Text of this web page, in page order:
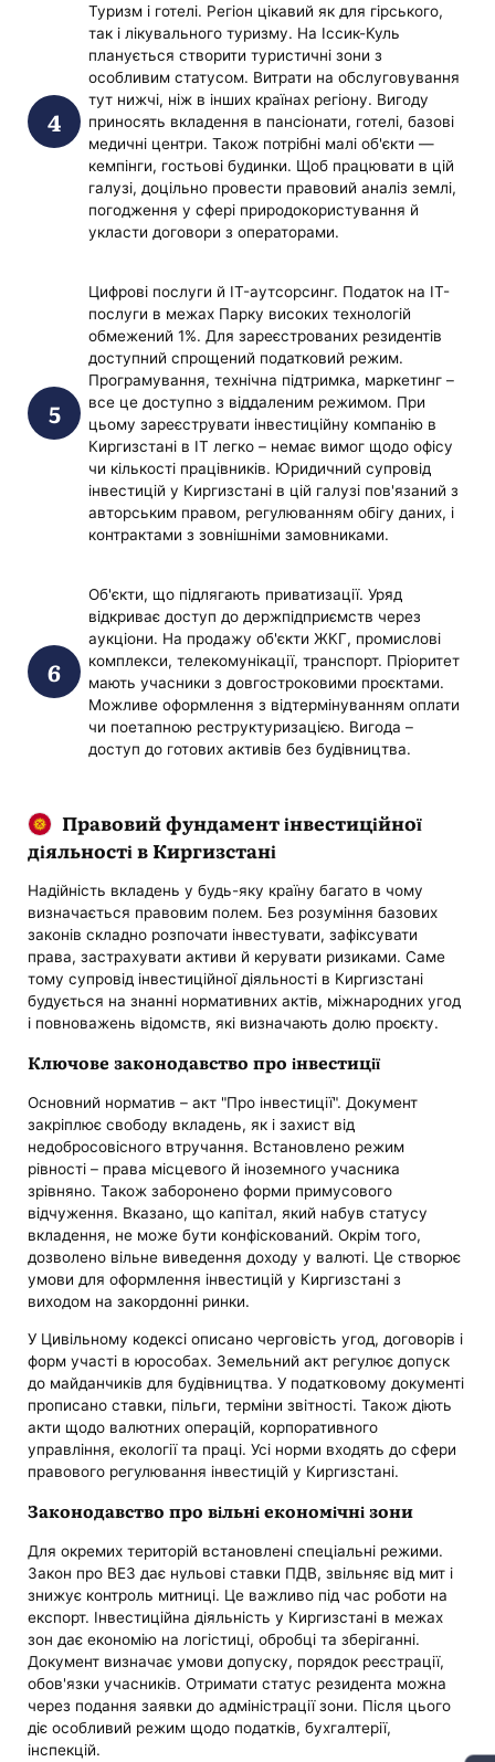
Туризм і готелі. Регіон цікавий як для гірського,
так і лікувального туризму. На Іссик-Куль
планується створити туристичні зони з
особливим статусом. Витрати на обслуговування
тут нижчі, ніж в інших країнах регіону. Вигоду
приносять вкладення в пансіонати, готелі, базові
медичні центри. Також потрібні малі об'єкти —
кемпінги, гостьові будинки. Щоб працювати в цій
галузі, доцільно провести правовий аналіз землі,
погодження у сфері природокористування й
укласти договори з операторами.
Цифрові послуги й IT-аутсорсинг. Податок на ІТ-
послуги в межах Парку високих технологій
обмежений 1%. Для зареєстрованих резидентів
доступний спрощений податковий режим.
Програмування, технічна підтримка, маркетинг –
все це доступно з віддаленим режимом. При
цьому зареєструвати інвестиційну компанію в
Киргизстані в ІТ легко – немає вимог щодо офісу
чи кількості працівників. Юридичний супровід
інвестицій у Киргизстані в цій галузі пов'язаний з
авторським правом, регулюванням обігу даних, і
контрактами з зовнішніми замовниками.
Об'єкти, що підлягають приватизації. Уряд
відкриває доступ до держпідприємств через
аукціони. На продажу об'єкти ЖКГ, промислові
комплекси, телекомунікації, транспорт. Пріоритет
мають учасники з довгостроковими проєктами.
Можливе оформлення з відтермінуванням оплати
чи поетапною реструктуризацією. Вигода –
доступ до готових активів без будівництва.
Правовий фундамент інвестиційної
діяльності в Киргизстані
Надійність вкладень у будь-яку країну багато в чому
визначається правовим полем. Без розуміння базових
законів складно розпочати інвестувати, зафіксувати
права, застрахувати активи й керувати ризиками. Саме
тому супровід інвестиційної діяльності в Киргизстані
будується на знанні нормативних актів, міжнародних угод
і повноважень відомств, які визначають долю проєкту.
Ключове законодавство про інвестиції
Основний норматив – акт "Про інвестиції". Документ
закріплює свободу вкладень, як і захист від
недобросовісного втручання. Встановлено режим
рівності – права місцевого й іноземного учасника
зрівняно. Також заборонено форми примусового
відчуження. Вказано, що капітал, який набув статусу
вкладення, не може бути конфіскований. Окрім того,
дозволено вільне виведення доходу у валюті. Це створює
умови для оформлення інвестицій у Киргизстані з
виходом на закордонні ринки.
У Цивільному кодексі описано черговість угод, договорів і
форм участі в юрособах. Земельний акт регулює допуск
до майданчиків для будівництва. У податковому документі
прописано ставки, пільги, терміни звітності. Також діють
акти щодо валютних операцій, корпоративного
управління, екології та праці. Усі норми входять до сфери
правового регулювання інвестицій у Киргизстані.
Законодавство про вільні економічні зони
Для окремих територій встановлені спеціальні режими.
Закон про ВЕЗ дає нульові ставки ПДВ, звільняє від мит ​​і
знижує контроль митниці. Це важливо під час роботи на
експорт. Інвестиційна діяльність у Киргизстані в межах
зон дає економію на логістиці, обробці та зберіганні.
Документ визначає умови допуску, порядок реєстрації,
обов'язки учасників. Отримати статус резидента можна
через подання заявки до адміністрації зони. Після цього
діє особливий режим щодо податків, бухгалтерії,
інспекцій.